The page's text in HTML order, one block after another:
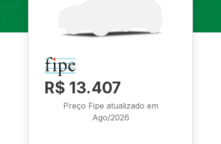
R$ 13.407
Preço Fipe atualizado em
Ago/2026